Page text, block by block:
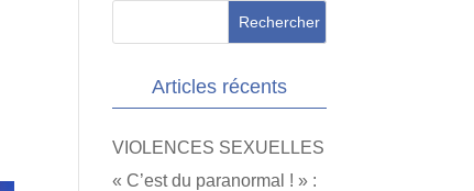
Articles récents
VIOLENCES SEXUELLES
« C’est du paranormal ! » :